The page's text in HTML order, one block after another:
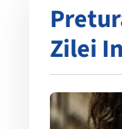
Zilei